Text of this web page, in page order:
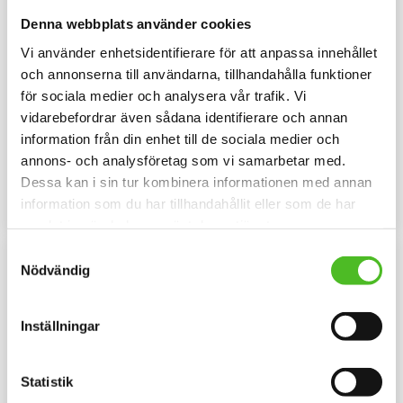
Denna webbplats använder cookies
Vi använder enhetsidentifierare för att anpassa innehållet
och annonserna till användarna, tillhandahålla funktioner
för sociala medier och analysera vår trafik. Vi
vidarebefordrar även sådana identifierare och annan
information från din enhet till de sociala medier och
annons- och analysföretag som vi samarbetar med.
Dessa kan i sin tur kombinera informationen med annan
information som du har tillhandahållit eller som de har
Nödvändig
Inställningar
Statistik
Keps med Broholmer
Melerad keps i 100% polyester
med snygg passform och
metallspänne. Siluettmotiv av en
Broholmer
169
INFO
Hoodie med Broholmer
Luvtröja med ett Broholmermotiv
tryckt på bröstet. Motivstorlek ca
28x7 cm.
429
INFO